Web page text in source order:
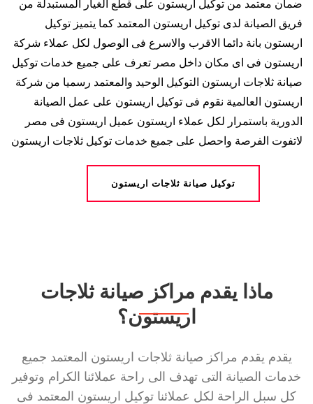
ضمان معتمد من توكيل اريستون على قطع الغيار المستبدلة من
فريق الصيانة لدى توكيل اريستون المعتمد كما يتميز توكيل
اريستون بانة دائما الاقرب والاسرع فى الوصول لكل عملاء شركة
اريستون فى اى مكان داخل مصر تعرف على جميع خدمات توكيل
صيانة ثلاجات اريستون التوكيل الوحيد والمعتمد رسميا من شركة
اريستون العالمية نقوم فى توكيل اريستون على عمل الصيانة
الدورية باستمرار لكل عملاء اريستون عميل اريستون فى مصر
لاتفوت الفرصة واحصل على جميع خدمات توكيل ثلاجات اريستون
توكيل صيانة ثلاجات اريستون
ماذا يقدم مراكز صيانة ثلاجات
اريستون؟
يقدم يقدم مراكز صيانة ثلاجات اريستون المعتمد جميع
خدمات الصيانة التى تهدف الى راحة عملائنا الكرام وتوفير
كل سبل الراحة لكل عملائنا توكيل اريستون المعتمد فى